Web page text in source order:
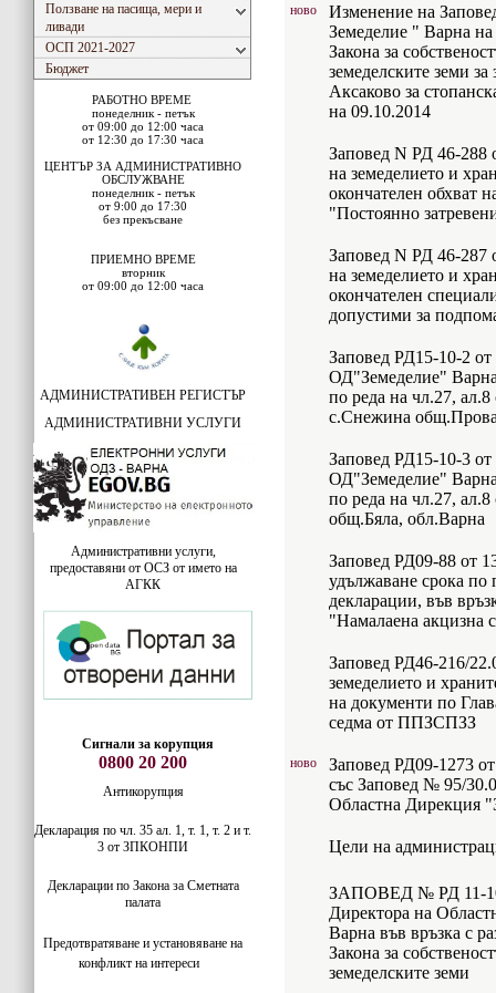
Ползване на пасища, мери и
ливади
ОСП 2021-2027
Бюджет
РАБОТНО ВРЕМЕ
понеделник - петък
от 09:00 до 12:00 часа
от 12:30 до 17:30 часа
ЦЕНТЪР ЗА АДМИНИСТРАТИВНО
ОБСЛУЖВАНЕ
понеделник - петък
от 9:00 до 17:30
без прекъсване
ПРИЕМНО ВРЕМЕ
вторник
от 09:00 до 12:00 часа
АДМИНИСТРАТИВЕН РЕГИСТЪР
АДМИНИСТРАТИВНИ УСЛУГИ
Административни услуги,
предоставяни от ОСЗ от името на
АГКК
Сигнали за корупция
0800 20 200
Антикорупция
Декларация по чл. 35 ал. 1, т. 1, т. 2 и т.
3 от ЗПКОНПИ
Декларации по Закона за Сметната
палата
Предотвратяване и установяване на
конфликт на интереси
ново
Изменение на
Земеделие " Варна
Закона за
земеделските земи
Аксаково за
на 09.10.2014
Заповед N РД 46-288
на земеделието и
окончателен обхват
"Постоянно
Заповед N РД 46-287
на земеделието и
окончателен
допустими за
Заповед РД15-10-2
ОД"Земеделие"
по реда на чл.27,
с.Снежина
Заповед РД15-10-3
ОД"Земеделие"
по реда на чл.27,
общ.Бяла, обл.Варна
Заповед РД09-88 от
удължаване срока
декларации, във
"Намалаена акцизна
Заповед РД46-216/
земеделието и
на документи по
седма от ППЗСПЗЗ
ново
Заповед РД09-1273
със Заповед № 95/
Областна Дирекция
Цели на
ЗАПОВЕД № РД 11-
Директора на
Варна във връзка с
Закона за
земеделските земи